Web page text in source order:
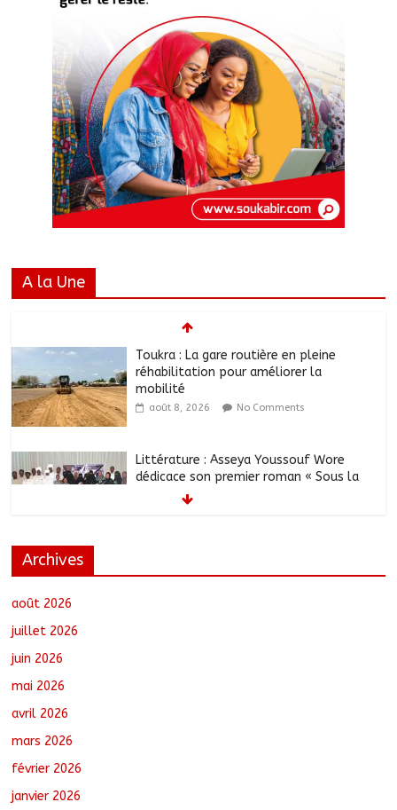
A la Une
Toukra : La gare routière en pleine
réhabilitation pour améliorer la
mobilité
août 8, 2026 No Comments
Littérature : Asseya Youssouf Wore
dédicace son premier roman « Sous la
lumière de ma foi »
dans une entreprise spécialisée en
Archives
août 2026
juillet 2026
juin 2026
mai 2026
avril 2026
mars 2026
février 2026
janvier 2026